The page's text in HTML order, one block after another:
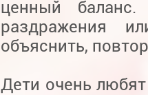
ценный
раздражения
объяснить,
Дети очень